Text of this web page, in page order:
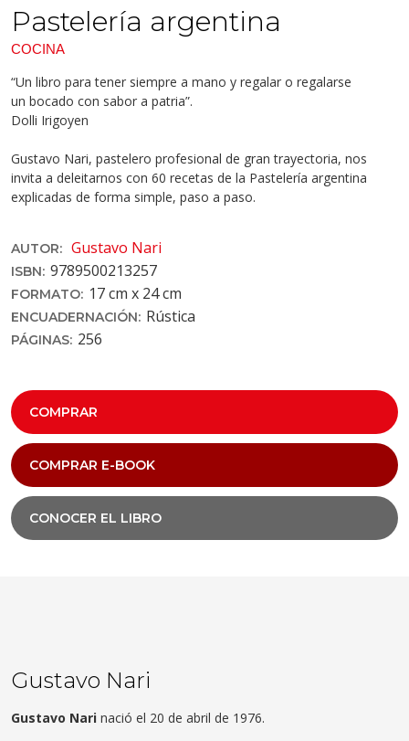
Pastelería argentina
COCINA
“Un libro para tener siempre a mano y regalar o regalarse
un bocado con sabor a patria”.
Dolli Irigoyen
Gustavo Nari, pastelero profesional de gran trayectoria, nos
invita a deleitarnos con 60 recetas de la Pastelería argentina
explicadas de forma simple, paso a paso.
AUTOR: Gustavo Nari
ISBN: 9789500213257
FORMATO: 17 cm x 24 cm
ENCUADERNACIÓN: Rústica
PÁGINAS: 256
COMPRAR
COMPRAR E-BOOK
CONOCER EL LIBRO
Gustavo Nari
Gustavo Nari nació el 20 de abril de 1976.